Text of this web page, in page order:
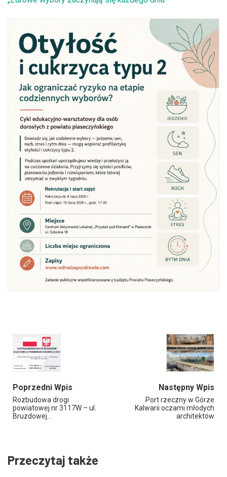
Poprzedni Wpis
Rozbudowa drogi
powiatowej nr 3117W – ul.
Bruzdowej…
Następny Wpis
Port rzeczny w Górze
Kalwarii oczami młodych
architektów
Przeczytaj także